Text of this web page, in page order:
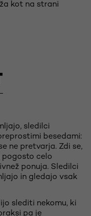
kot na strani
sledilci
besedami:
ne pretvarja. Zdi se,
pogosto celo
ponuja. Sledilci
in gledajo vsak
slediti nekomu, ki
pa je